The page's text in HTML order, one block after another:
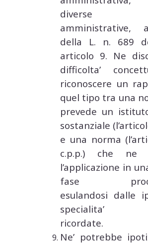
diverse
amministrative,
della L. n. 689
articolo 9. Ne
difficolta’
riconoscere un
quel tipo tra una
prevede un
sostanziale
e una norma
c.p.p.) che ne
l’applicazione in
fase
esulandosi dalle
specialita’
ricordate.
Ne’ potrebbe